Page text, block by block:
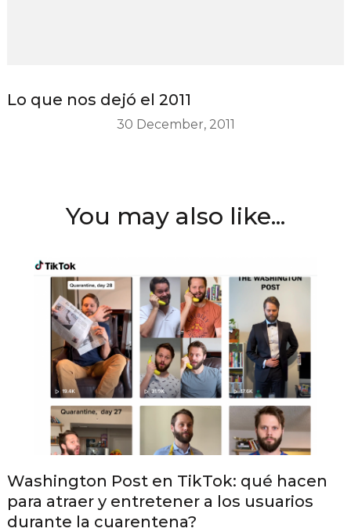
Lo que nos dejó el 2011
30 December, 2011
You may also like...
Washington Post en TikTok: qué hacen
para atraer y entretener a los usuarios
durante la cuarentena?